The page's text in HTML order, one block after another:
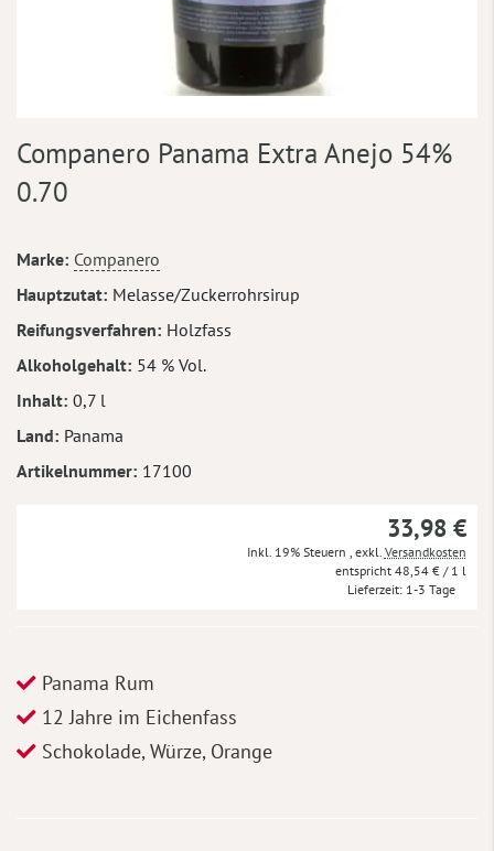
Anfang
der
Bildergalerie
Companero Panama Extra Anejo 54%
0.70
Mehr
Informationen
Marke Companero
Hauptzutat Melasse/Zuckerrohrsirup
Reifungsverfahren Holzfass
Alkoholgehalt 54 % Vol.
Inhalt 0,7 l
Land Panama
Artikelnummer 17100
33,98 €
Inkl. 19% Steuern exkl. Versandkosten
48,54 € / 1 l
Lieferzeit 1-3 Tage
Panama Rum
12 Jahre im Eichenfass
Schokolade, Würze, Orange